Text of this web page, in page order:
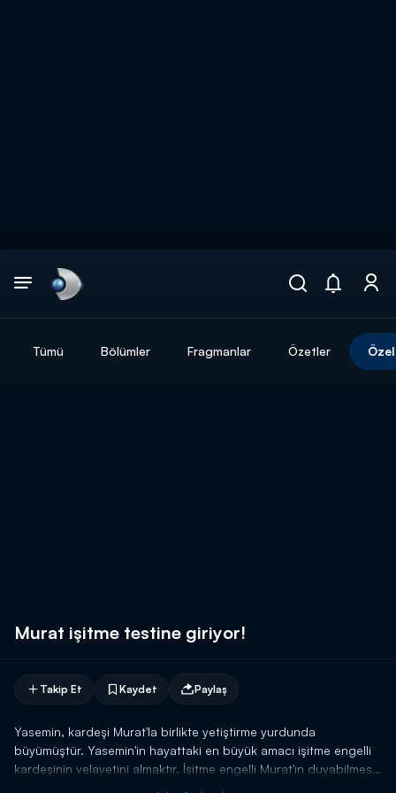
Tümü Bölümler Fragmanlar Özetler
Murat işitme testine giriyor!
Takip Et Kaydet Paylaş
Yasemin, kardeşi Murat'la birlikte yetiştirme yurdunda
büyümüştür. Yasemin'in hayattaki en büyük amacı işitme engelli
kardeşinin velayetini almaktır. İşitme engelli Murat'ın duyabilmesi